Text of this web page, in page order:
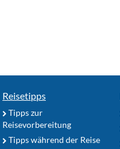
Reisetipps
Tipps zur
Reisevorbereitung
Tipps während der Reise